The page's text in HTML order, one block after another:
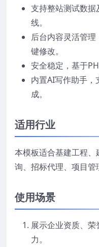
支持整站测试数
线。
后台内容灵活管
键修改。
安全稳定，基于
内置AI写作助手
成。
适用行业
本模板适合基建工程
询、招标代理、项目管
使用场景
展示企业资质、
力。